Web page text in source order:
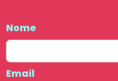
Nome
Email